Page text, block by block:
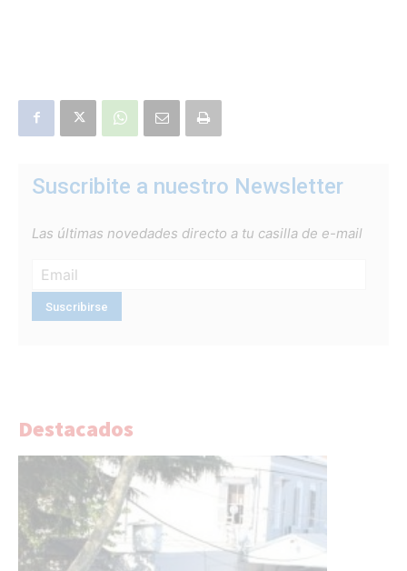
Suscribite a nuestro Newsletter
Las últimas novedades directo a tu casilla de e-mail
Destacados